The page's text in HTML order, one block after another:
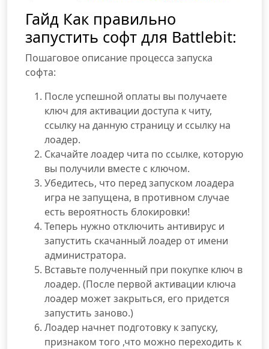
Гайд Как правильно
запустить софт для Battlebit:
Пошаговое описание процесса запуска
софта:
После успешной оплаты вы получаете
ключ для активации доступа к читу,
ссылку на данную страницу и ссылку на
лоадер.
Скачайте лоадер чита по ссылке, которую
вы получили вместе с ключом.
Убедитесь, что перед запуском лоадера
игра не запущена, в противном случае
есть вероятность блокировки!
Теперь нужно отключить антивирус и
запустить скачанный лоадер от имени
администратора.
Вставьте полученный при покупке ключ в
лоадер. (После первой активации ключа
лоадер может закрыться, его придется
запустить заново.)
Лоадер начнет подготовку к запуску,
признаком того ,что можно переходить к